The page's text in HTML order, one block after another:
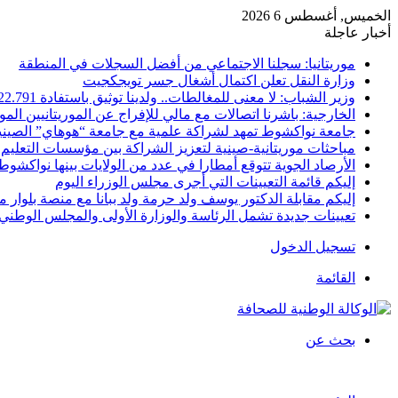
الخميس, أغسطس 6 2026
أخبار عاجلة
موريتانيا: سجلنا الاجتماعي من أفضل السجلات في المنطقة
وزارة النقل تعلن اكتمال أشغال جسر تويجكجيت
وزير الشباب: لا معنى للمغالطات.. ولدينا توثيق باستفادة 22.791
الخارجية: باشرنا اتصالات مع مالي للإفراج عن الموريتانيين
جامعة نواكشوط تمهد لشراكة علمية مع جامعة “هوهاي”
مباحثات موريتانية-صينية لتعزيز الشراكة بين مؤسسات التعليم
الأرصاد الجوية تتوقع أمطارا في عدد من الولايات بينها
إليكم قائمة التعيينات التي أجرى مجلس الوزراء اليوم
إليكم مقابلة الدكتور يوسف ولد حرمة ولد ببانا مع منصة بلوار
تعيينات جديدة تشمل الرئاسة والوزارة الأولى والمجلس
تسجيل الدخول
القائمة
بحث عن